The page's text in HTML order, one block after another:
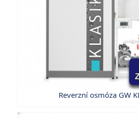
Reverzní osmóza GW